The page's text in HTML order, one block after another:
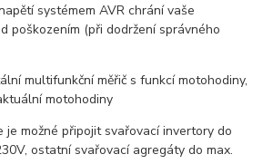
systémem AVR chrání vaše
poškozením (při dodržení správného
multifunkční měřič s funkcí motohodiny,
motohodiny
možné připojit svařovací invertory do
ostatní svařovací agregáty do max.